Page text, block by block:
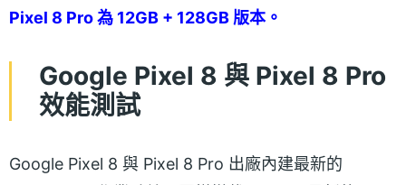
Pixel 8 Pro 為 12GB + 128GB 版本。
Google Pixel 8 與 Pixel 8 Pro
效能測試
Google Pixel 8 與 Pixel 8 Pro 出廠內建最新的